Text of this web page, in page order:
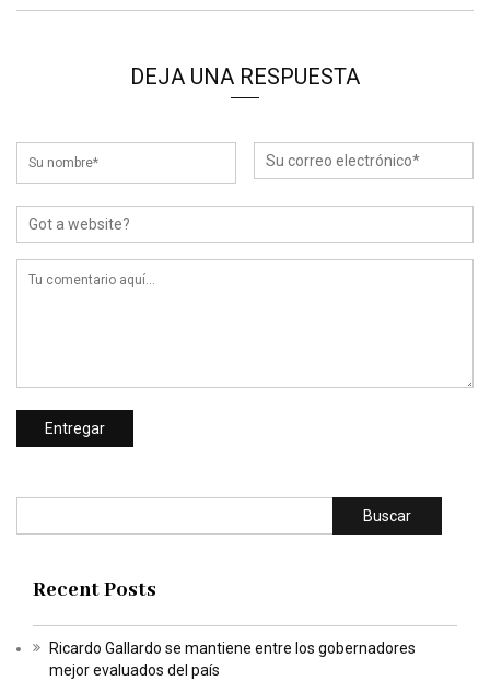
DEJA UNA RESPUESTA
Buscar
Recent Posts
Ricardo Gallardo se mantiene entre los gobernadores
mejor evaluados del país